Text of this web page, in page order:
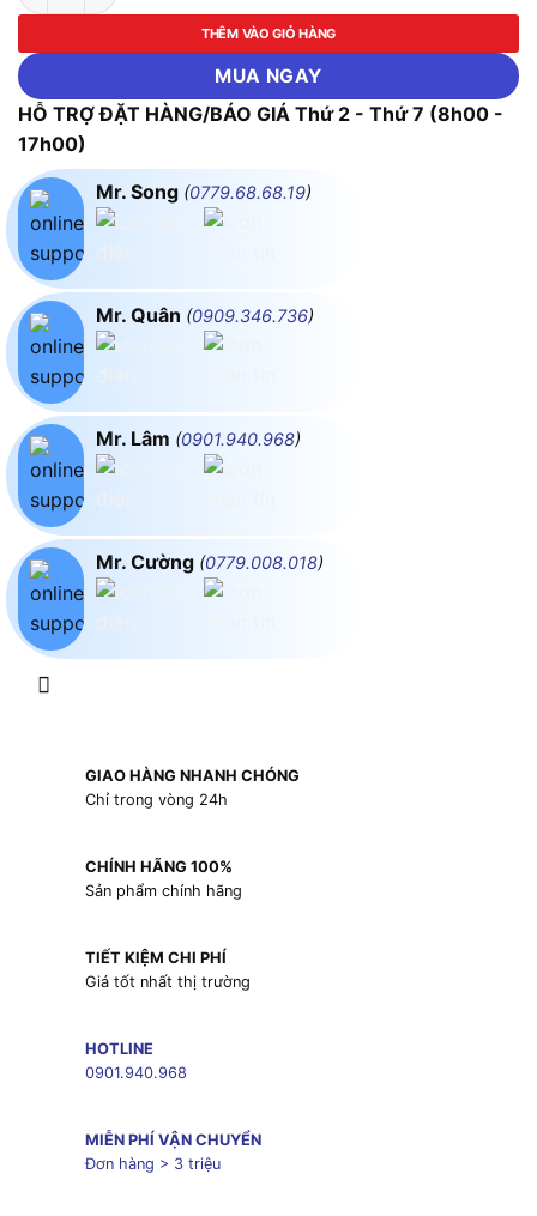
THÊM VÀO GIỎ HÀNG
MUA NGAY
HỖ TRỢ ĐẶT HÀNG/BÁO GIÁ Thứ 2 - Thứ 7 (8h00 -
17h00)
Mr. Song (0779.68.68.19)
Mr. Quân (0909.346.736)
Mr. Lâm (0901.940.968)
Mr. Cường (0779.008.018)
GIAO HÀNG NHANH CHÓNG
Chỉ trong vòng 24h
CHÍNH HÃNG 100%
Sản phẩm chính hãng
TIẾT KIỆM CHI PHÍ
Giá tốt nhất thị trường
HOTLINE
0901.940.968
MIỄN PHÍ VẬN CHUYỂN
Đơn hàng > 3 triệu